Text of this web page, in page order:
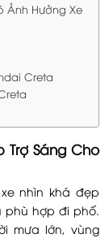
Ảnh Hưởng Xe
Creta
Sáng Cho
nhìn khá đẹp
phù hợp đi phố.
mưa lớn, vùng